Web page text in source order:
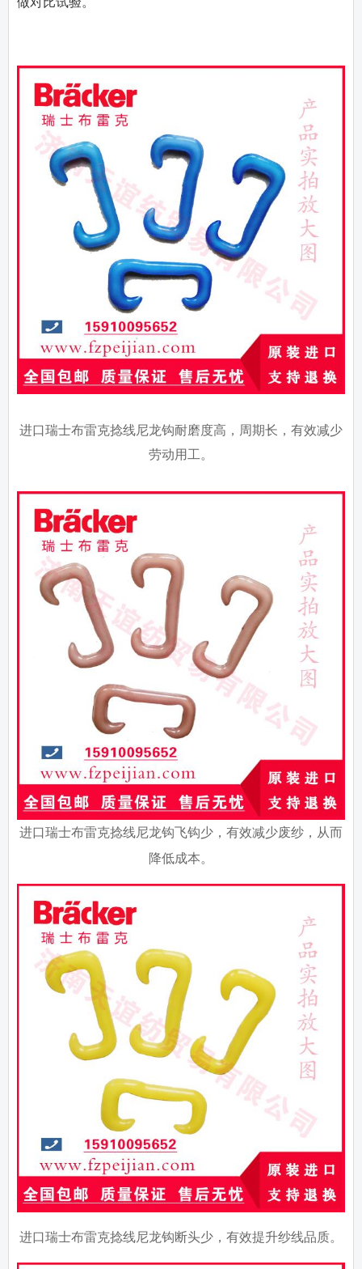
进口瑞士布雷克捻线尼龙钩耐磨度高，周期长，有效减少
劳动用工。
进口瑞士布雷克捻线尼龙钩飞钩少，有效减少废纱，从而
降低成本。
进口瑞士布雷克捻线尼龙钩断头少，有效提升纱线品质。